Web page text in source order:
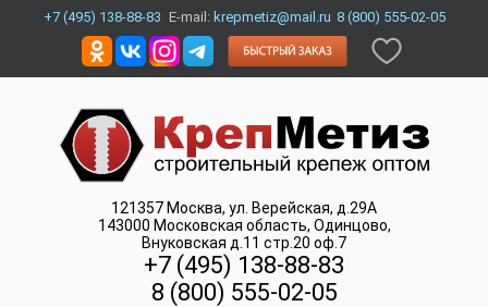
+7 (495) 138-88-83 E-mail: krepmetiz@mail.ru 8 (800) 555-02-05
121357 Москва, ул. Верейская, д.29А
143000 Московская область, Одинцово,
Внуковская д.11 стр.20 оф.7
+7 (495) 138-88-83
8 (800) 555-02-05